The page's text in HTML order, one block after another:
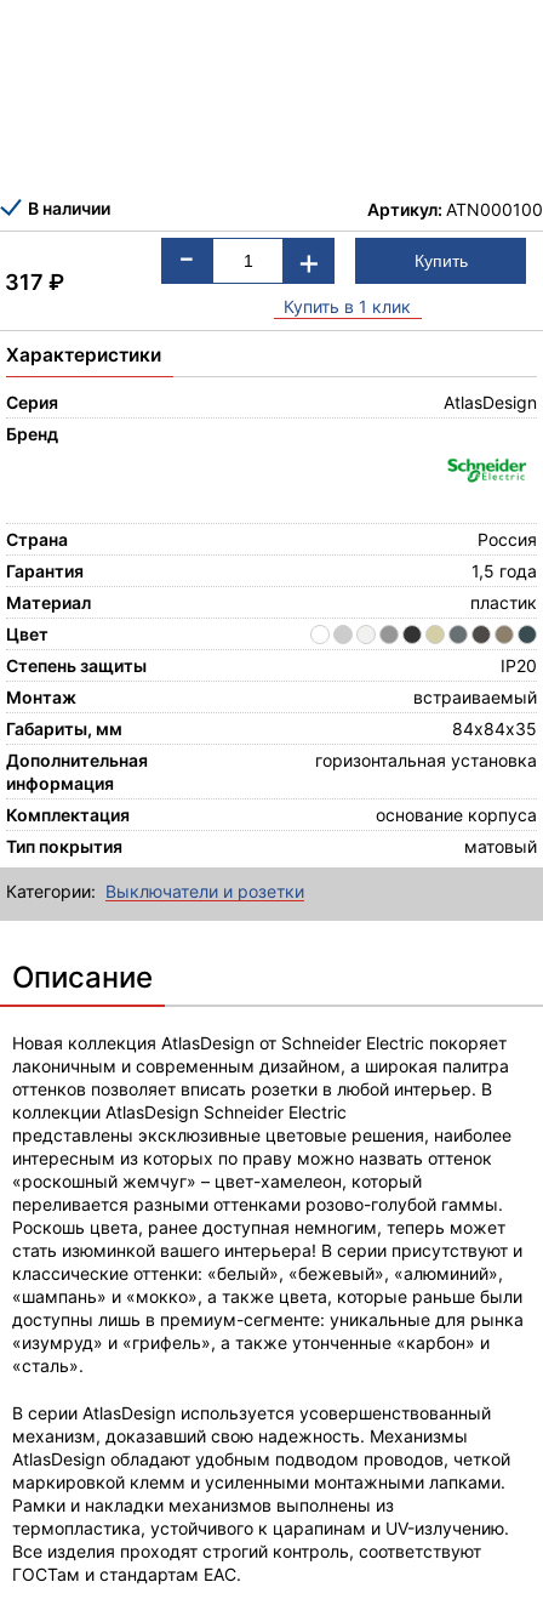
В наличии Артикул: ATN000100
317₽
- +
Купить в 1 клик
Характеристики
Серия
AtlasDesign
Бренд
Страна
Россия
Гарантия
1,5 года
Материал
пластик
Цвет
Степень защиты
IP20
Монтаж
встраиваемый
Габариты, мм
84х84х35
Дополнительная
информация
горизонтальная установка
Комплектация
основание корпуса
Тип покрытия
матовый
Категории: Выключатели и розетки
Описание
Новая коллекция AtlasDesign от Schneider Electric покоряет
лаконичным и современным дизайном, а широкая палитра
оттенков позволяет вписать розетки в любой интерьер. В
коллекции AtlasDesign Schneider Electric
представлены эксклюзивные цветовые решения, наиболее
интересным из которых по праву можно назвать оттенок
«роскошный жемчуг» – цвет-хамелеон, который
переливается разными оттенками розово-голубой гаммы.
Роскошь цвета, ранее доступная немногим, теперь может
стать изюминкой вашего интерьера! В серии присутствуют и
классические оттенки: «белый», «бежевый», «алюминий»,
«шампань» и «мокко», а также цвета, которые раньше были
доступны лишь в премиум-сегменте: уникальные для рынка
«изумруд» и «грифель», а также утонченные «карбон» и
«сталь».
В серии AtlasDesign используется усовершенствованный
механизм, доказавший свою надежность. Механизмы
AtlasDesign обладают удобным подводом проводов, четкой
маркировкой клемм и усиленными монтажными лапками.
Рамки и накладки механизмов выполнены из
термопластика, устойчивого к царапинам и UV-излучению.
Все изделия проходят строгий контроль, соответствуют
ГОСТам и стандартам ЕАС.